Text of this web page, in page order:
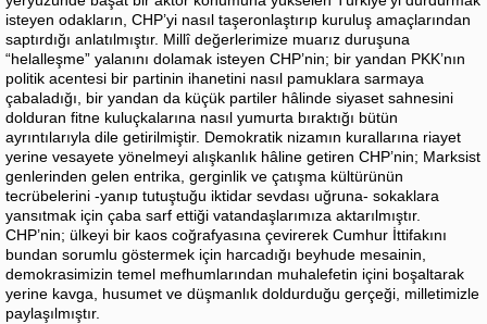
isteyen odakların, CHP’yi nasıl taşeronlaştırıp kuruluş amaçlarından
saptırdığı anlatılmıştır. Millî değerlerimize muarız duruşuna
“helalleşme” yalanını dolamak isteyen CHP’nin; bir yandan PKK’nın
politik acentesi bir partinin ihanetini nasıl pamuklara sarmaya
çabaladığı, bir yandan da küçük partiler hâlinde siyaset sahnesini
dolduran fitne kuluçkalarına nasıl yumurta bıraktığı bütün
ayrıntılarıyla dile getirilmiştir. Demokratik nizamın kurallarına riayet
yerine vesayete yönelmeyi alışkanlık hâline getiren CHP’nin; Marksist
genlerinden gelen entrika, gerginlik ve çatışma kültürünün
tecrübelerini -yanıp tutuştuğu iktidar sevdası uğruna- sokaklara
yansıtmak için çaba sarf ettiği vatandaşlarımıza aktarılmıştır.
CHP’nin; ülkeyi bir kaos coğrafyasına çevirerek Cumhur İttifakını
bundan sorumlu göstermek için harcadığı beyhude mesainin,
demokrasimizin temel mefhumlarından muhalefetin içini boşaltarak
yerine kavga, husumet ve düşmanlık doldurduğu gerçeği, milletimizle
paylaşılmıştır.